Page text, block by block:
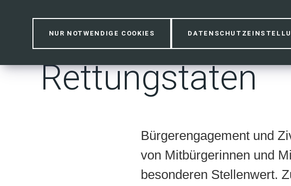
NUR NOTWENDIGE COOKIES
Staatliche
Rettungstaten
Bürgerengagement und
von Mitbürgerinnen und
besonderen Stellenwert.